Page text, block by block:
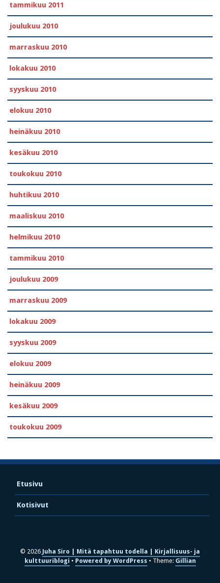
tammikuu 2011
joulukuu 2010
marraskuu 2010
lokakuu 2010
syyskuu 2010
elokuu 2010
heinäkuu 2010
kesäkuu 2010
toukokuu 2010
huhtikuu 2010
maaliskuu 2010
helmikuu 2010
tammikuu 2010
joulukuu 2009
marraskuu 2009
lokakuu 2009
syyskuu 2009
elokuu 2009
heinäkuu 2009
kesäkuu 2009
toukokuu 2009
Etusivu
Kotisivut
© 2026 Juha Siro | Mitä tapahtuu todella | Kirjallisuus- ja
kulttuuriblogi
Powered by WordPress Theme: Gillian